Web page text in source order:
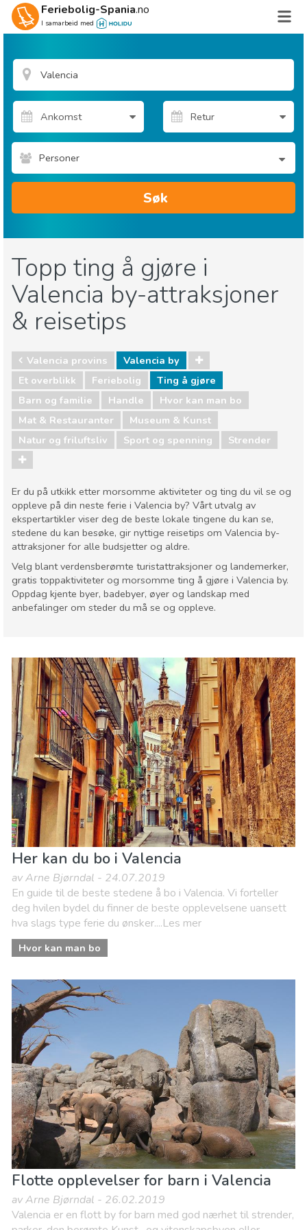
Feriebolig-Spania.no
I samarbeid med
Personer
Søk
Topp ting å gjøre i
Valencia by-attraksjoner
& reisetips
Valencia provins
Valencia by
Et overblikk
Feriebolig
Ting å gjøre
Barn og familie
Handle
Hvor kan man bo
Mat & Restauranter
Museum & Kunst
Natur og friluftsliv
Sport og spenning Strender
Er du på utkikk etter morsomme aktiviteter og ting du vil se og
oppleve på din neste ferie i Valencia by? Vårt utvalg av
ekspertartikler viser deg de beste lokale tingene du kan se,
stedene du kan besøke, gir nyttige reisetips om Valencia by-
attraksjoner for alle budsjetter og aldre.
Velg blant verdensberømte turistattraksjoner og landemerker,
gratis toppaktiviteter og morsomme ting å gjøre i Valencia by.
Oppdag kjente byer, badebyer, øyer og landskap med
anbefalinger om steder du må se og oppleve.
Barn og familie
Handle
Hvor kan man bo
Mat & Restauranter
Museum & Kunst
Natur og friluftsliv
Sport og spenning Strender
Her kan du bo i Valencia
av Arne Bjørndal - 24.07.2019
En guide til de beste stedene å bo i Valencia. Vi forteller
deg hvilen bydel du finner de beste opplevelsene uansett
hva slags type ferie du ønsker....Les mer
Hvor kan man bo
Flotte opplevelser for barn i Valencia
av Arne Bjørndal - 26.02.2019
Valencia er en flott by for barn med god nærhet til strender,